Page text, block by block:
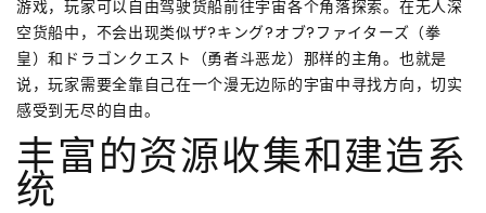
游戏，玩家可以自由驾驶货船前往宇宙各个角落探索。在无人深
空货船中，不会出现类似ザ?キング?オブ?ファイターズ（拳
皇）和ドラゴンクエスト（勇者斗恶龙）那样的主角。也就是
说，玩家需要全靠自己在一个漫无边际的宇宙中寻找方向，切实
感受到无尽的自由。
丰富的资源收集和建造系
统